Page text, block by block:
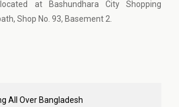
at Bashundhara City Shopping
Shop No. 93, Basement 2.
All Over Bangladesh